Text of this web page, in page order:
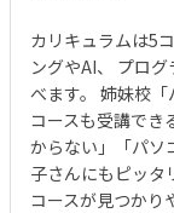
カリキュラムは5
ングやAI、 プロ
べます。 姉妹校
コースも受講でき
からない」「パソ
子さんにもピッタ
コースが見つかり